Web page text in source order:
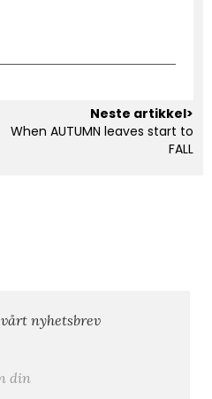
Neste artikkel>
When AUTUMN leaves start to
FALL
nyhetsbrev